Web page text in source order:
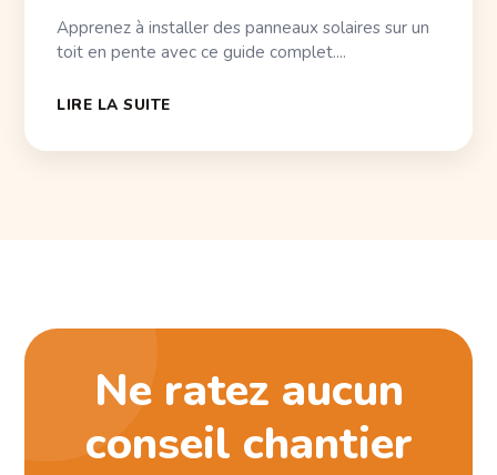
Apprenez à installer des panneaux solaires sur un
toit en pente avec ce guide complet....
LIRE LA SUITE
Ne ratez aucun
conseil chantier